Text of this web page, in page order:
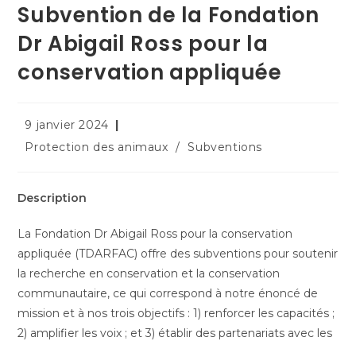
Subvention de la Fondation
Dr Abigail Ross pour la
conservation appliquée
9 janvier 2024
Protection des animaux / Subventions
Description
La Fondation Dr Abigail Ross pour la conservation
appliquée (TDARFAC) offre des subventions pour soutenir
la recherche en conservation et la conservation
communautaire, ce qui correspond à notre énoncé de
mission et à nos trois objectifs : 1) renforcer les capacités ;
2) amplifier les voix ; et 3) établir des partenariats avec les